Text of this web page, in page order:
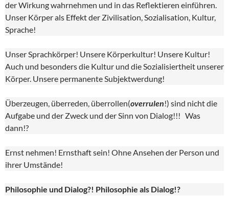
der Wirkung wahrnehmen und in das Reflektieren einführen.
Unser Körper als Effekt der Zivilisation, Sozialisation, Kultur,
Sprache!
Unser Sprachkörper! Unsere Körperkultur! Unsere Kultur!
Auch und besonders die Kultur und die Sozialisiertheit unserer
Körper. Unsere permanente Subjektwerdung!
Überzeugen, überreden, überrollen(overrulen!) sind nicht die
Aufgabe und der Zweck und der Sinn von Dialog!!! Was
dann!?
Ernst nehmen! Ernsthaft sein! Ohne Ansehen der Person und
ihrer Umstände!
Philosophie und Dialog?! Philosophie als Dialog!?